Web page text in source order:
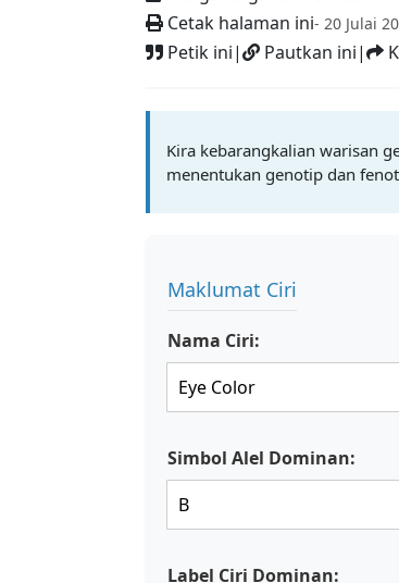
Cetak halaman ini- 20 Julai
Petik ini| Pautkan ini|
Kira kebarangkalian warisan
menentukan genotip dan
Maklumat Ciri
Nama Ciri:
Simbol Alel Dominan:
Label Ciri Dominan: